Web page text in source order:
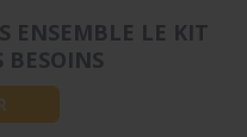
ENSEMBLE LE KIT
BESOINS